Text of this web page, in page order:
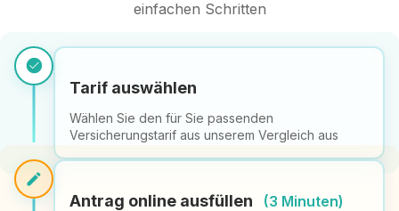
einfachen Schritten
check_circle
Tarif auswählen
Wählen Sie den für Sie passenden
Versicherungstarif aus unserem Vergleich aus
edit
Antrag online ausfüllen (3 Minuten)